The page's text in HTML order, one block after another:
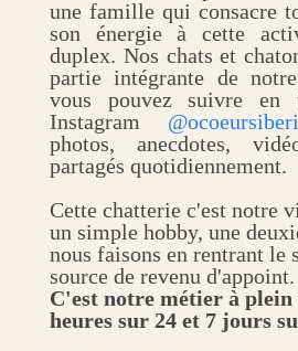
une famille qui consacre
son énergie à cette
duplex. Nos chats et
partie intégrante de
vous pouvez suivre en
Instagram
photos, anecdotes,
partagés quotidiennement.
Cette chatterie c'est notre
un simple hobby, une
nous faisons en rentrant le
source de revenu d'appoint.
C'est notre métier à plein
heures sur 24 et 7 jours